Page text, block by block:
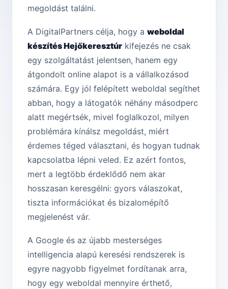
megoldást találni.
A DigitalPartners célja, hogy a weboldal
készítés Hejőkeresztúr kifejezés ne csak
egy szolgáltatást jelentsen, hanem egy
átgondolt online alapot is a vállalkozásod
számára. Egy jól felépített weboldal segíthet
abban, hogy a látogatók néhány másodperc
alatt megértsék, mivel foglalkozol, milyen
problémára kínálsz megoldást, miért
érdemes téged választani, és hogyan tudnak
kapcsolatba lépni veled. Ez azért fontos,
mert a legtöbb érdeklődő nem akar
hosszasan keresgélni: gyors válaszokat,
tiszta információkat és bizalomépítő
megjelenést vár.
A Google és az újabb mesterséges
intelligencia alapú keresési rendszerek is
egyre nagyobb figyelmet fordítanak arra,
hogy egy weboldal mennyire érthető,